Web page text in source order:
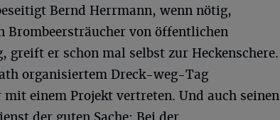
Bernd Herrmann, wenn nötig,
Brombeersträucher von öffentlichen
greift er schon mal selbst zur Heckenschere.
organisiertem Dreck-weg-Tag
einem Projekt vertreten. Und auch seinen